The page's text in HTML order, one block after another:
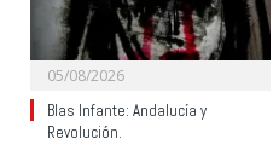
05/08/2026
Blas Infante: Andalucía y
Revolución.